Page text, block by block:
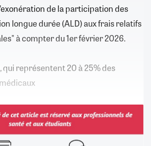
de la participation des
longue durée (ALD) aux frais relatifs
à compter du 1er février 2026.
qui représentent 20 à 25% des